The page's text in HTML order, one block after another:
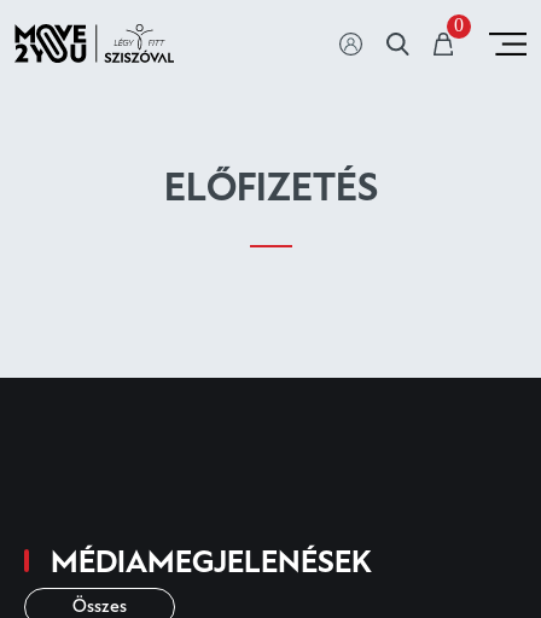
0
ELŐFIZETÉS
MÉDIAMEGJELENÉSEK
Összes